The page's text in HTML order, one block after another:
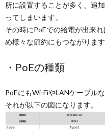
所に設置することが多く、追
ってしまいます。
その時にPoEでの給電が出来
め様々な節約にもつながります
・PoEの種類
PoEにもWi-FiやLANケーブル
それが以下の図になります。